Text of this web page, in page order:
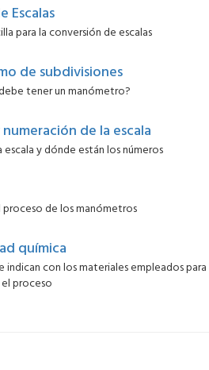
Escalas
para la conversión de escalas
de subdivisiones
tener un manómetro?
de la escala
y dónde están los números
proceso de los manómetros
química
indican con los materiales empleados
proceso